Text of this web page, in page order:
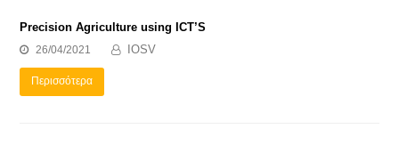
Precision Agriculture using ICT’S
26/04/2021 IOSV
Περισσότερα